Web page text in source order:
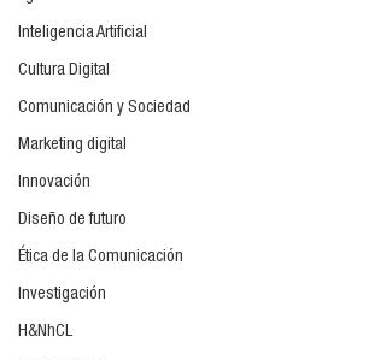
Inteligencia Artificial
Cultura Digital
Comunicación y Sociedad
Marketing digital
Innovación
Diseño de futuro
Ética de la Comunicación
Investigación
H&NhCL